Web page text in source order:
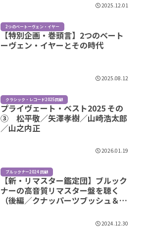
2025.12.01
2つのベートーヴェン・イヤー
【特別企画・巻頭言】2つのベート
ーヴェン・イヤーとその時代
2025.08.12
クラシック・レコード2025回顧
プライヴェート・ベスト2025 その
③ 松平敬／矢澤孝樹／山崎浩太郎
／山之内正
2026.01.19
ブルックナー2024 回顧
【新・リマスター鑑定団】ブルック
ナーの高音質リマスター盤を聴く
（後編／クナッパーツブッシュ＆チ
2024.12.30